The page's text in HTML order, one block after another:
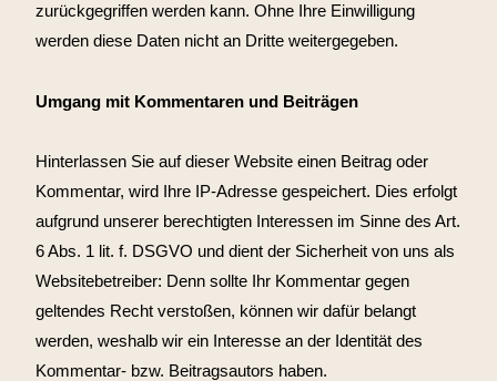
zurückgegriffen werden kann. Ohne Ihre Einwilligung
werden diese Daten nicht an Dritte weitergegeben.
Umgang mit Kommentaren und Beiträgen
Hinterlassen Sie auf dieser Website einen Beitrag oder
Kommentar, wird Ihre IP-Adresse gespeichert. Dies erfolgt
aufgrund unserer berechtigten Interessen im Sinne des Art.
6 Abs. 1 lit. f. DSGVO und dient der Sicherheit von uns als
Websitebetreiber: Denn sollte Ihr Kommentar gegen
geltendes Recht verstoßen, können wir dafür belangt
werden, weshalb wir ein Interesse an der Identität des
Kommentar- bzw. Beitragsautors haben.